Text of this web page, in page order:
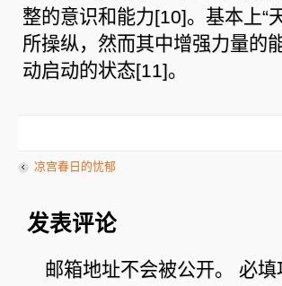
整的意识和能力[10]。基本上“
所操纵，然而其中增强力量的
动启动的状态[11]。
凉宫春日的忧郁
发表评论
邮箱地址不会被公开。 必填